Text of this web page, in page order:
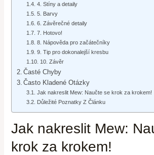
4. Stíny a detaily
5. Barvy
6. Závěrečné detaily
7. Hotovo!
8. Nápověda pro začátečníky
9. Tip pro dokonalejší kresbu
10. Závěr
Časté Chyby
Často Kladené Otázky
Jak nakreslit Mew: Naučte se krok za krokem!
Důležité Poznatky Z Článku
Jak nakreslit Mew:
krok za krokem!